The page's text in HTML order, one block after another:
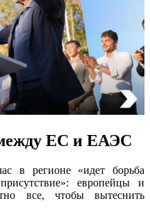
ЕС и ЕАЭС
в регионе «идет борьба
европейцы и
все, чтобы вытеснить